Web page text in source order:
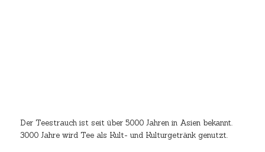
Der Teestrauch ist seit über 5000 Jahren in Asien bekannt.
3000 Jahre wird Tee als Kult- und Kulturgetränk genutzt.